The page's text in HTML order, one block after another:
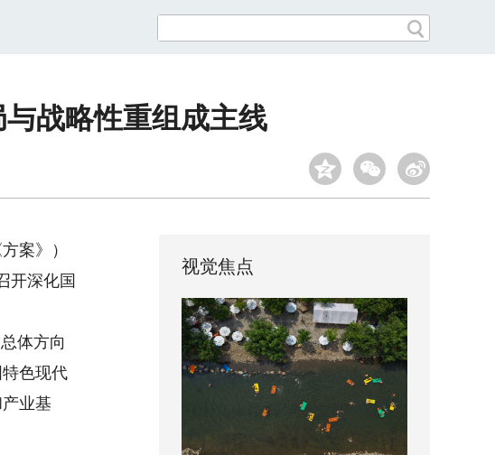
战略性重组成主线
案》）
开深化国
体方向
色现代
业基
视觉焦点